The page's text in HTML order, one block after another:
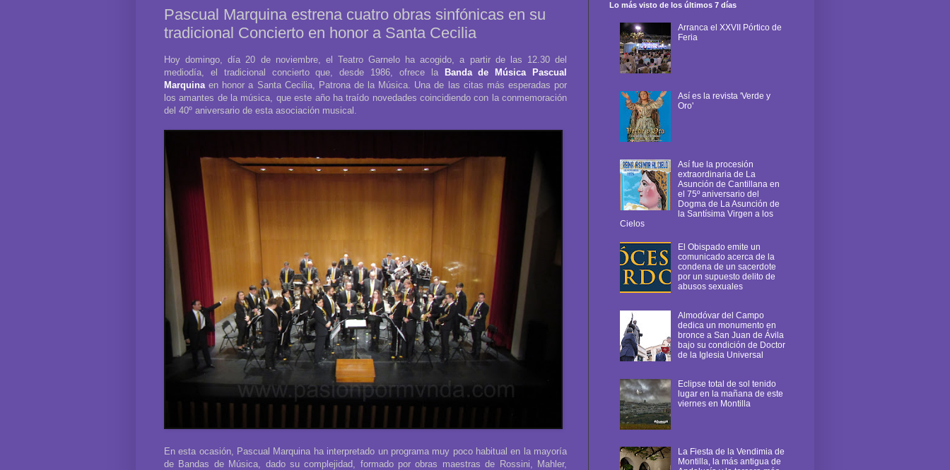
Pascual Marquina estrena cuatro obras sinfónicas en su
tradicional Concierto en honor a Santa Cecilia
Hoy domingo, día 20 de noviembre, el Teatro Garnelo ha acogido, a partir de las 12.30 del
mediodía, el tradicional concierto que, desde 1986, ofrece la Banda de Música Pascual
Marquina en honor a Santa Cecilia, Patrona de la Música. Una de las citas más esperadas por
los amantes de la música, que este año ha traído novedades coincidiendo con la conmemoración
del 40º aniversario de esta asociación musical.
En esta ocasión, Pascual Marquina ha interpretado un programa muy poco habitual en la mayoría
de Bandas de Música, dado su complejidad, formado por obras maestras de Rossini, Mahler,
Lo más visto de los últimos 7 días
Arranca el XXVII Pórtico de
Feria
Así es la revista 'Verde y
Oro'
Así fue la procesión
extraordinaria de La
Asunción de Cantillana en
el 75º aniversario del
Dogma de La Asunción de
la Santísima Virgen a los
Cielos
El Obispado emite un
comunicado acerca de la
condena de un sacerdote
por un supuesto delito de
abusos sexuales
Almodóvar del Campo
dedica un monumento en
bronce a San Juan de Ávila
bajo su condición de Doctor
de la Iglesia Universal
Eclipse total de sol tenido
lugar en la mañana de este
viernes en Montilla
La Fiesta de la Vendimia de
Montilla, la más antigua de